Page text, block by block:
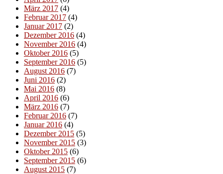
März 2017 (4)
Februar 2017 (4)
Januar 2017 (2)
Dezember 2016 (4)
November 2016 (4)
Oktober 2016 (5)
September 2016 (5)
August 2016 (7)
Juni 2016 (2)
Mai 2016 (8)
April 2016 (6)
März 2016 (7)
Februar 2016 (7)
Januar 2016 (4)
Dezember 2015 (5)
November 2015 (3)
Oktober 2015 (6)
September 2015 (6)
August 2015 (7)